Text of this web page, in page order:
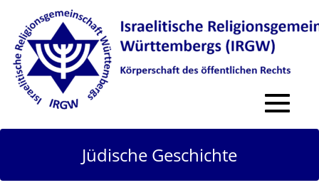
Toggle
Jüdische Geschichte